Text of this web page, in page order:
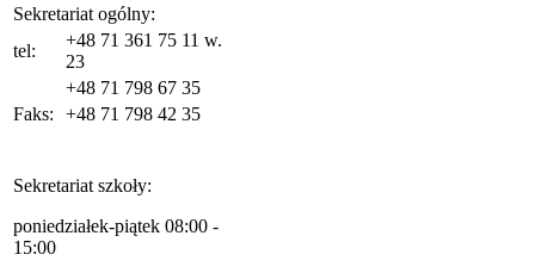
Sekretariat ogólny:
tel:
+48 71 361 75 11 w.
23
+48 71 798 67 35
Faks:
+48 71 798 42 35
Sekretariat szkoły:
poniedziałek-piątek 08:00 -
15:00